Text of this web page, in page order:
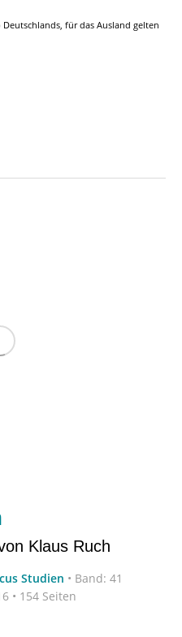
für das Ausland gelten
Klaus Ruch
Studien • Band: 41
• 154 Seiten